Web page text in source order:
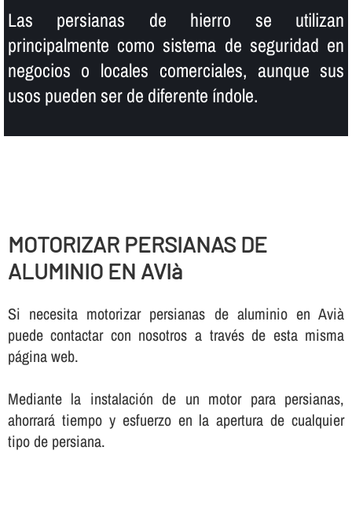
Las persianas de hierro se utilizan
principalmente como sistema de seguridad en
negocios o locales comerciales, aunque sus
usos pueden ser de diferente í­ndole.
MOTORIZAR PERSIANAS DE
ALUMINIO EN AVIà
Si necesita motorizar persianas de aluminio en Avià
puede contactar con nosotros a través de esta misma
página web.
Mediante la instalación de un motor para persianas,
ahorrará tiempo y esfuerzo en la apertura de cualquier
tipo de persiana.